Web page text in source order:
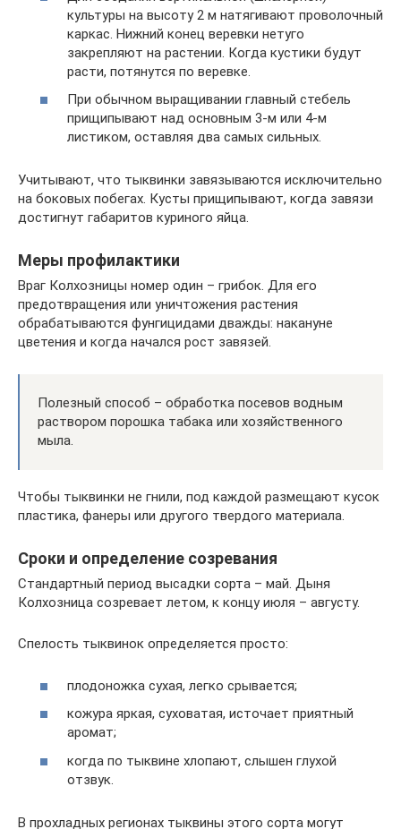
культуры на высоту 2 м натягивают проволочный
каркас. Нижний конец веревки нетуго
закрепляют на растении. Когда кустики будут
расти, потянутся по веревке.
При обычном выращивании главный стебель
прищипывают над основным 3-м или 4-м
листиком, оставляя два самых сильных.
Учитывают, что тыквинки завязываются исключительно
на боковых побегах. Кусты прищипывают, когда завязи
достигнут габаритов куриного яйца.
Меры профилактики
Враг Колхозницы номер один – грибок. Для его
предотвращения или уничтожения растения
обрабатываются фунгицидами дважды: накануне
цветения и когда начался рост завязей.
Полезный способ – обработка посевов водным
раствором порошка табака или хозяйственного
мыла.
Чтобы тыквинки не гнили, под каждой размещают кусок
пластика, фанеры или другого твердого материала.
Сроки и определение созревания
Стандартный период высадки сорта – май. Дыня
Колхозница созревает летом, к концу июля – августу.
Спелость тыквинок определяется просто:
плодоножка сухая, легко срывается;
кожура яркая, суховатая, источает приятный
аромат;
когда по тыквине хлопают, слышен глухой
отзвук.
В прохладных регионах тыквины этого сорта могут